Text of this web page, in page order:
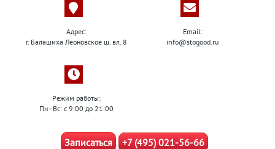
Адрес:
г. Балашиха Леоновское ш. вл. 8
Email:
info@stogood.ru
Режим работы:
Пн–Вс: с 9:00 до 21:00
Записаться +7 (495) 021-56-66